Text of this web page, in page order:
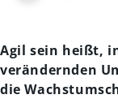
Agil sein heißt,
verändernden
die